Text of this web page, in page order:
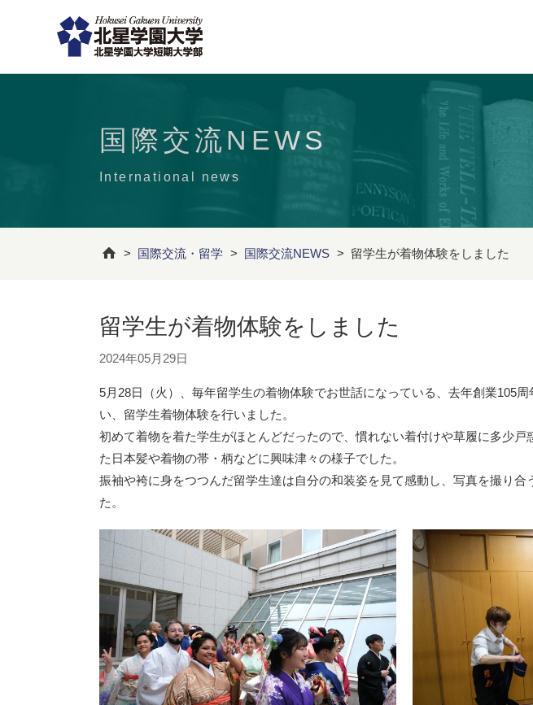
国際交流NEWS
International news
> 国際交流・留学 > 国際交流NEWS > 留学生が着物体験をしました
留学生が着物体験をしました
2024年05月29日
5月28日（火）、毎年留学生の着物体験でお世話になっている、去年創業105
い、留学生着物体験を行いました。
初めて着物を着た学生がほとんどだったので、慣れない着付けや草履に多少戸
た日本髪や着物の帯・柄などに興味津々の様子でした。
振袖や袴に身をつつんだ留学生達は自分の和装姿を見て感動し、写真を撮り合
た。